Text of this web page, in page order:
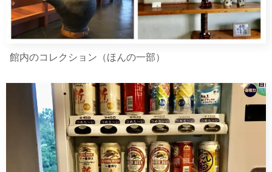
館内のコレクション（ほんの一部）